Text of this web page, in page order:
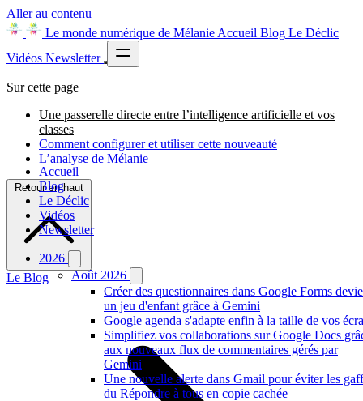
Aller au contenu
Le monde numérique de Mélanie Accueil Blog Le Déclic
Vidéos Newsletter
Accueil
Blog
Le Déclic
Vidéos
Newsletter
2026
Août 2026
Créer des questionnaires dans Google Forms
un jeu d'enfant grâce à Gemini
Google agenda s'adapte enfin à la taille de vos
Simplifiez vos collaborations sur Google Docs
aux nouveaux flux de commentaires gérés par
Gemini
Une nouvelle alerte dans Gmail pour éviter les
du Répondre à tous en copie cachée
Sur cette page
Une passerelle directe entre l’intelligence artificielle et vos
classes
Comment configurer et utiliser cette nouveauté
L’analyse de Mélanie
Retour en haut
Le Blog